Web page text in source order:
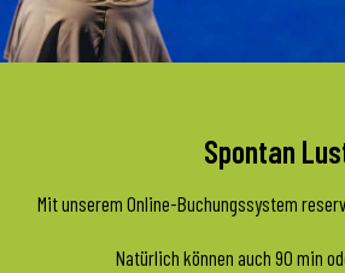
Spontan
Mit unserem Online-Buchungssystem
Natürlich können auch 90 min